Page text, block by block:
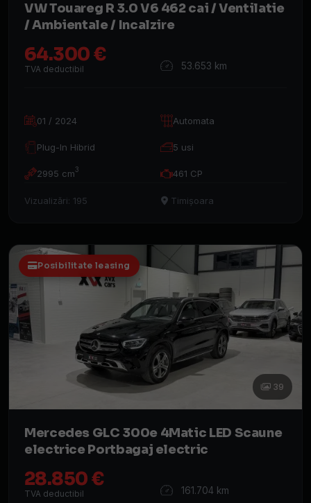
VW Touareg R 3.0 V6 462 cai / Ventilatie
/ Ambientale / Incalzire
64.300 €
TVA deductibil 53.653 km
01 / 2024 Automata
Plug-In Hibrid 5 usi
2995 cm3 461 CP
Vizualizări: 195 Timișoara
Posibilitate leasing
39
Mercedes GLC 300e 4Matic LED Scaune
electrice Portbagaj electric
28.850 €
TVA deductibil 161.704 km